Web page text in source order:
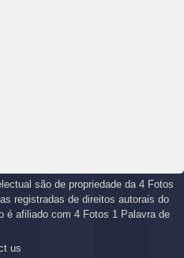
são de propriedade da 4 Fotos
registradas de direitos autorais do
é afiliado com 4 Fotos 1 Palavra de
us